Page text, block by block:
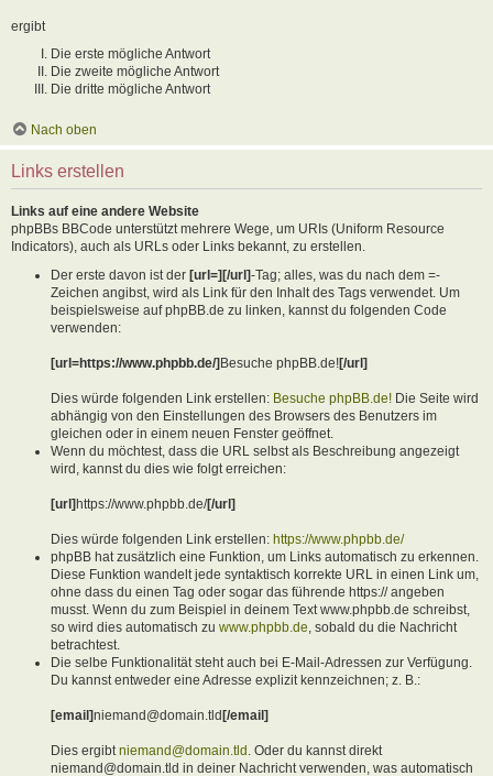
ergibt
Die erste mögliche Antwort
Die zweite mögliche Antwort
Die dritte mögliche Antwort
Nach oben
Links erstellen
Links auf eine andere Website
phpBBs BBCode unterstützt mehrere Wege, um URIs (Uniform Resource
Indicators), auch als URLs oder Links bekannt, zu erstellen.
Der erste davon ist der [url=][/url]-Tag; alles, was du nach dem =-
Zeichen angibst, wird als Link für den Inhalt des Tags verwendet. Um
beispielsweise auf phpBB.de zu linken, kannst du folgenden Code
verwenden:
[url=https://www.phpbb.de/]Besuche phpBB.de![/url]
Dies würde folgenden Link erstellen: Besuche phpBB.de! Die Seite wird
abhängig von den Einstellungen des Browsers des Benutzers im
gleichen oder in einem neuen Fenster geöffnet.
Wenn du möchtest, dass die URL selbst als Beschreibung angezeigt
wird, kannst du dies wie folgt erreichen:
[url]https://www.phpbb.de/[/url]
Dies würde folgenden Link erstellen: https://www.phpbb.de/
phpBB hat zusätzlich eine Funktion, um Links automatisch zu erkennen.
Diese Funktion wandelt jede syntaktisch korrekte URL in einen Link um,
ohne dass du einen Tag oder sogar das führende https:// angeben
musst. Wenn du zum Beispiel in deinem Text www.phpbb.de schreibst,
so wird dies automatisch zu www.phpbb.de, sobald du die Nachricht
betrachtest.
Die selbe Funktionalität steht auch bei E-Mail-Adressen zur Verfügung.
Du kannst entweder eine Adresse explizit kennzeichnen; z. B.:
[email]niemand@domain.tld[/email]
Dies ergibtniemand@domain.tld. Oder du kannst direkt
niemand@domain.tld in deiner Nachricht verwenden, was automatisch